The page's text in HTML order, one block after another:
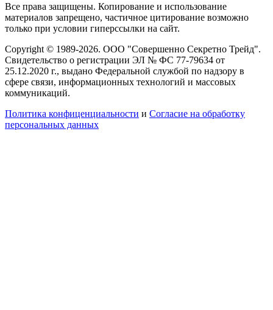
Все права защищены. Копирование и использование
материалов запрещено, частичное цитирование возможно
только при условии гиперссылки на сайт.
Copyright © 1989-2026. ООО "Совершенно Секретно Трейд".
Свидетельство о регистрации ЭЛ № ФС 77-79634 от
25.12.2020 г., выдано Федеральной службой по надзору в
сфере связи, информационных технологий и массовых
коммуникаций.
Политика конфиценциальности и Согласие на обработку
персональных данных